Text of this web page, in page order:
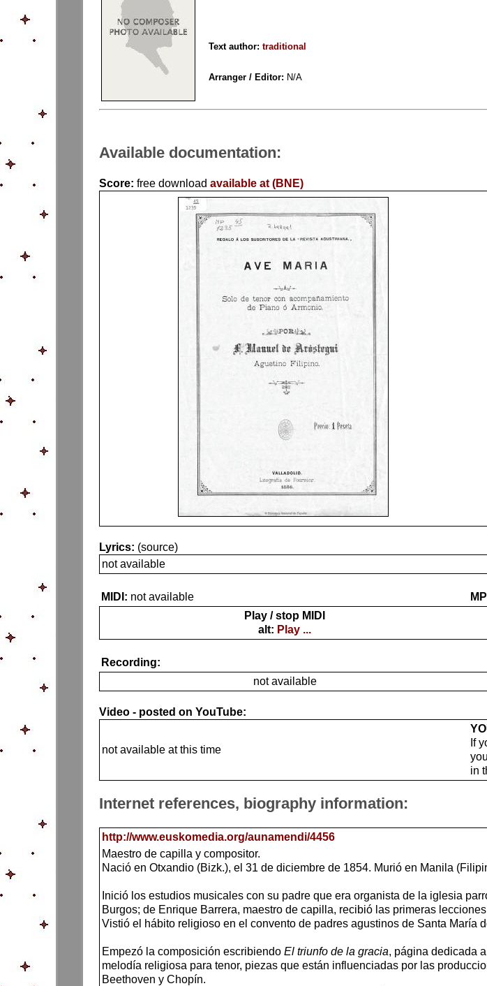
Text author: traditional
Arranger / Editor: N/A
Available documentation:
Score: free download available at (BNE)
Lyrics: (source)
not available
MIDI: not available
Play / stop MIDI
alt: Play ...
Recording:
not available
Video - posted on YouTube:
not available at this time
If
in
Internet references, biography information:
http://www.euskomedia.org/aunamendi/4456
Maestro de capilla y compositor.
Nació en Otxandio (Bizk.), el 31 de diciembre de 1854. Murió en Manila
Inició los estudios musicales con su padre que era organista de la iglesia
Burgos; de Enrique Barrera, maestro de capilla, recibió las primeras
Vistió el hábito religioso en el convento de padres agustinos de Santa María
Empezó la composición escribiendo El triunfo de la gracia, página dedicada
melodía religiosa para tenor, piezas que están influenciadas por las
Beethoven y Chopín.